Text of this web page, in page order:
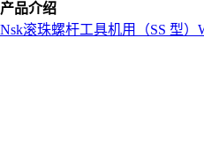
产品介绍
Nsk滚珠螺杆工具机用（SS 型）